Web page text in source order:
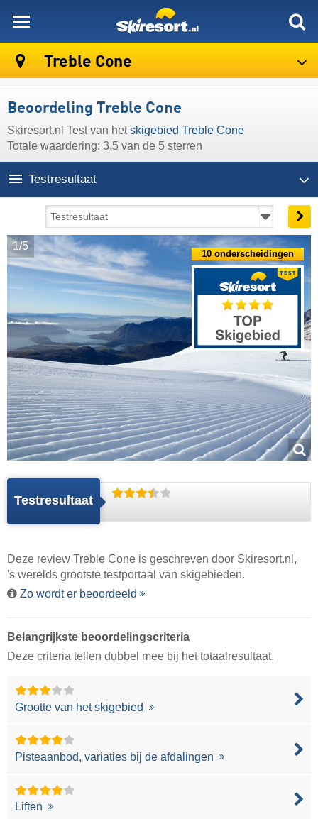
Treble Cone
Beoordeling Treble Cone
Skiresort.nl Test van hetskigebied Treble Cone
Totale waardering: 3,5 van de 5 sterren
Testresultaat
1/5
Testresultaat
10 onderscheidingen
Deze review Treble Cone is geschreven door Skiresort.nl ,
's werelds grootste testportaal van skigebieden.
Zo wordt er beoordeeld
Belangrijkste beoordelingscriteria
Deze criteria tellen dubbel mee bij het totaalresultaat.
Grootte van het skigebied
Pisteaanbod, variaties bij de afdalingen
Liften